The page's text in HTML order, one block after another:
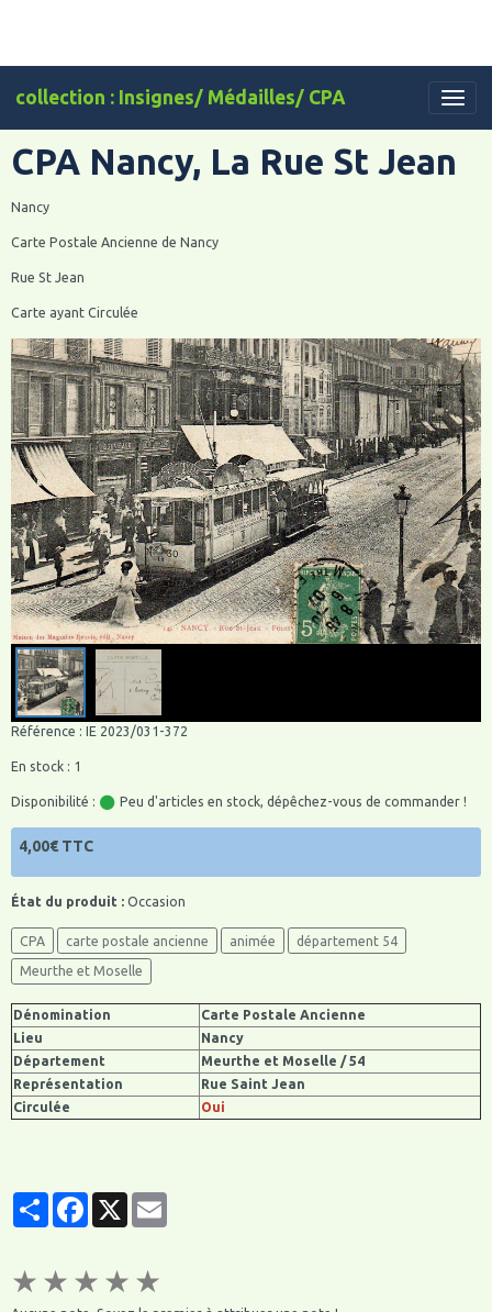
collection : Insignes/ Médailles/ CPA
CPA Nancy, La Rue St Jean
Nancy
Carte Postale Ancienne de Nancy
Rue St Jean
Carte ayant Circulée
Référence : IE 2023/031-372
En stock : 1
Disponibilité : Peu d'articles en stock, dépêchez-vous de commander !
4,00€ TTC
État du produit : Occasion
CPA carte postale ancienne animée département 54
Meurthe et Moselle
Dénomination
Carte Postale Ancienne
Lieu
Nancy
Département
Meurthe et Moselle / 54
Représentation
Rue Saint Jean
Circulée
Oui
PartagerFacebook
★ ★ ★ ★ ★